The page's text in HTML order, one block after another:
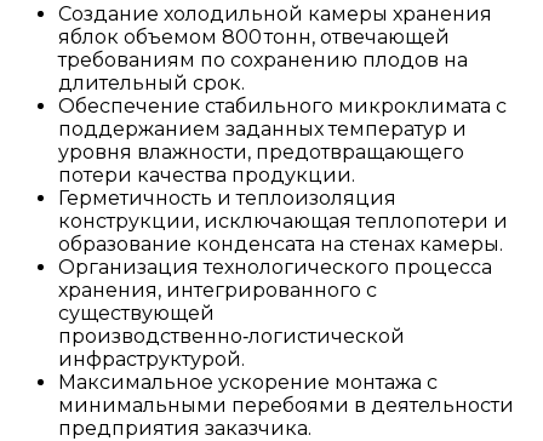
Создание холодильной камеры хранения
яблок объемом 800 тонн, отвечающей
требованиям по сохранению плодов на
длительный срок.
Обеспечение стабильного микроклимата с
поддержанием заданных температур и
уровня влажности, предотвращающего
потери качества продукции.
Герметичность и теплоизоляция
конструкции, исключающая теплопотери и
образование конденсата на стенах камеры.
Организация технологического процесса
хранения, интегрированного с
существующей
производственно‑логистической
инфраструктурой.
Максимальное ускорение монтажа с
минимальными перебоями в деятельности
предприятия заказчика.